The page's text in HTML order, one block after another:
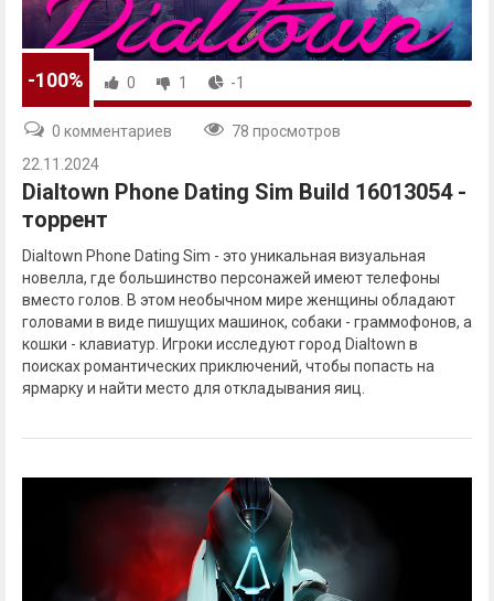
-100% 0 1 -1
0 комментариев
78 просмотров
22.11.2024
Dialtown Phone Dating Sim Build 16013054 -
торрент
Dialtown Phone Dating Sim - это уникальная визуальная
новелла, где большинство персонажей имеют телефоны
вместо голов. В этом необычном мире женщины обладают
головами в виде пишущих машинок, собаки - граммофонов, а
кошки - клавиатур. Игроки исследуют город Dialtown в
поисках романтических приключений, чтобы попасть на
ярмарку и найти место для откладывания яиц.